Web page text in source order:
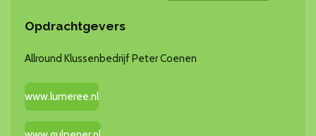
Opdrachtgevers
Allround Klussenbedrijf Peter Coenen
www.lumeree.nl